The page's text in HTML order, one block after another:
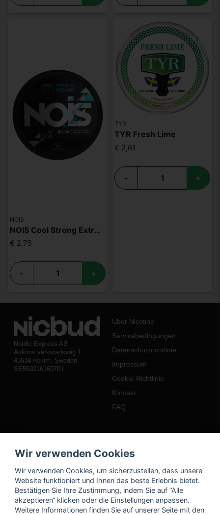
NOIS
NOIS Cool Strong Extreme 50mg
€ 2,75
- +
TYR
TYR Fresh Lime
€ 2,61
- +
Nordic Express AB
Askims verkstadsväg 1
43634 Askim, Sweden
SE559216160701
Über Nicotine
Servicebedingungen
Datenschutzrichtlinie
Impressum
Cookie-Richtlinie
Kontakt
FAQ
Mein Konto
Registrieren
Passwort vergessen?
Wir verwenden Cookies
Wir verwenden Cookies, um sicherzustellen, dass unsere
Website funktioniert und Ihnen das beste Erlebnis bietet.
Bestätigen Sie Ihre Zustimmung, indem Sie auf “Alle
akzeptieren“ klicken oder die Einstellungen anpassen.
Weitere Informationen finden Sie auf unserer Seite mit den